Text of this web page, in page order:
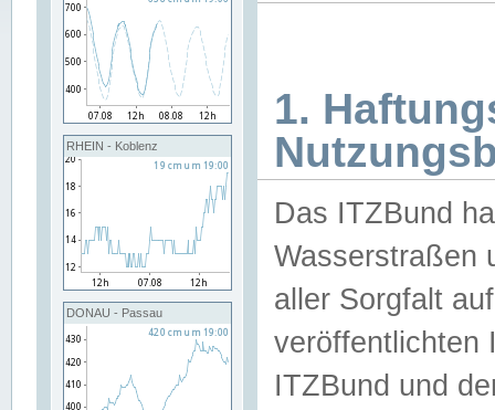
RHEIN - Koblenz
DONAU - Passau
1.
Das ITZBund
Wasserstraßen
aller Sorgfalt
veröffentlichten
ITZBund und